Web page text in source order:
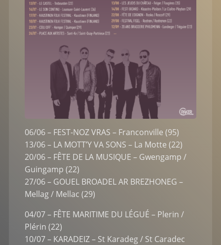
06/06 – FEST-NOZ VRAS – Franconville (95)
13/06 – LA MOTT’Y VA SONS – La Motte (22)
20/06 – FÊTE DE LA MUSIQUE – Gwengamp /
Guingamp (22)
27/06 – GOUEL BROADEL AR BREZHONEG –
Mellag / Mellac (29)
04/07 – FÊTE MARITIME DU LÉGUÉ – Plerin /
Plérin (22)
10/07 – KARADEIZ – St Karadeg / St Caradec